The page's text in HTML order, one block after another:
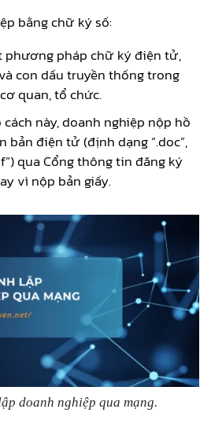
bằng chữ ký số:
phương pháp chữ ký điện tử,
con dấu truyền thống trong
quan, tổ chức.
này, doanh nghiệp nộp hồ
bản điện tử (định dạng “.doc”,
qua Cổng thông tin đăng ký
vì nộp bản giấy.
doanh nghiệp qua mạng.